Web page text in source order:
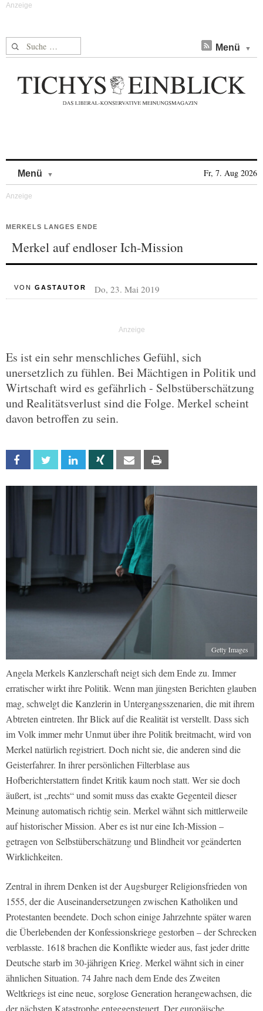
Suche nach: Menü
Menü Fr, 7. Aug 2026
MERKELS LANGES ENDE
Merkel auf endloser Ich-Mission
VON GASTAUTOR Do, 23. Mai 2019
Es ist ein sehr menschliches Gefühl, sich
unersetzlich zu fühlen. Bei Mächtigen in Politik und
Wirtschaft wird es gefährlich - Selbstüberschätzung
und Realitätsverlust sind die Folge. Merkel scheint
davon betroffen zu sein.
Facebook Twitter Linkedin Xing Email
Getty Images
Angela Merkels Kanzlerschaft neigt sich dem Ende zu. Immer
erratischer wirkt ihre Politik. Wenn man jüngsten Berichten glauben
mag, schwelgt die Kanzlerin in Untergangsszenarien, die mit ihrem
Abtreten eintreten. Ihr Blick auf die Realität ist verstellt. Dass sich
im Volk immer mehr Unmut über ihre Politik breitmacht, wird von
Merkel natürlich registriert. Doch nicht sie, die anderen sind die
Geisterfahrer. In ihrer persönlichen Filterblase aus
Hofberichterstattern findet Kritik kaum noch statt. Wer sie doch
äußert, ist „rechts“ und somit muss das exakte Gegenteil dieser
Meinung automatisch richtig sein. Merkel wähnt sich mittlerweile
auf historischer Mission. Aber es ist nur eine Ich-Mission –
getragen von Selbstüberschätzung und Blindheit vor geänderten
Wirklichkeiten.
Zentral in ihrem Denken ist der Augsburger Religionsfrieden von
1555, der die Auseinandersetzungen zwischen Katholiken und
Protestanten beendete. Doch schon einige Jahrzehnte später waren
die Überlebenden der Konfessionskriege gestorben – der Schrecken
verblasste. 1618 brachen die Konflikte wieder aus, fast jeder dritte
Deutsche starb im 30-jährigen Krieg. Merkel wähnt sich in einer
ähnlichen Situation. 74 Jahre nach dem Ende des Zweiten
Weltkriegs ist eine neue, sorglose Generation herangewachsen, die
der nächsten Katastrophe entgegensteuert. Der europäische